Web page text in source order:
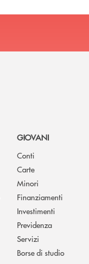
GIOVANI
Conti
Carte
Minori
Finanziamenti
Investimenti
Previdenza
Servizi
Borse di studio